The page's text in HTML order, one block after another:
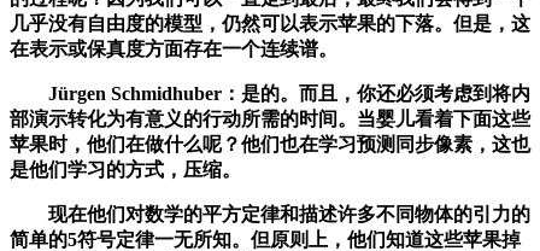
几乎没有自由度的模型，仍然可以表示苹果的下落。但是，这
在表示或保真度方面存在一个连续谱。
Jürgen Schmidhuber：是的。而且，你还必须考虑到将内
部演示转化为有意义的行动所需的时间。当婴儿看着下面这些
苹果时，他们在做什么呢？他们也在学习预测同步像素，这也
是他们学习的方式，压缩。
现在他们对数学的平方定律和描述许多不同物体的引力的
简单的5符号定律一无所知。但原则上，他们知道这些苹果掉